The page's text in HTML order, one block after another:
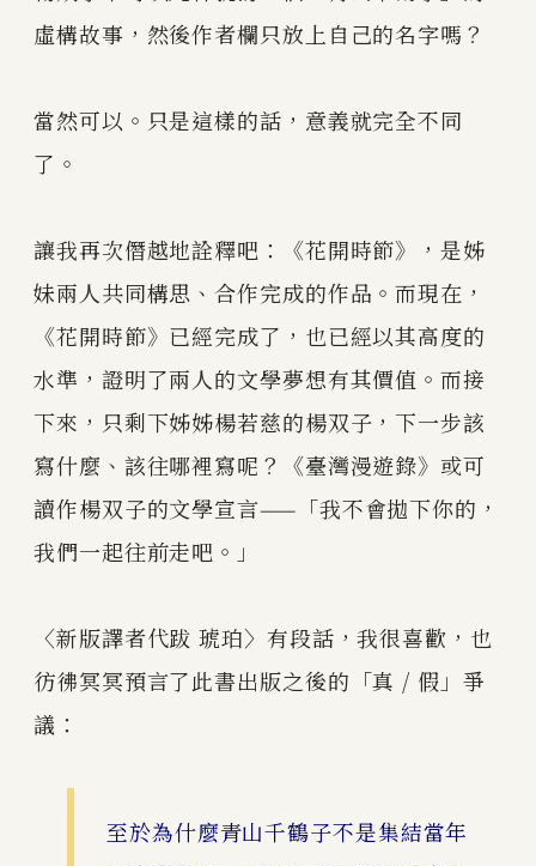
虛構故事，然後作者欄只放上自己的名字嗎？
當然可以。只是這樣的話，意義就完全不同
了。
讓我再次僭越地詮釋吧：《花開時節》，是姊
妹兩人共同構思、合作完成的作品。而現在，
《花開時節》已經完成了，也已經以其高度的
水準，證明了兩人的文學夢想有其價值。而接
下來，只剩下姊姊楊若慈的楊双子，下一步該
寫什麼、該往哪裡寫呢？《臺灣漫遊錄》或可
讀作楊双子的文學宣言——「我不會拋下你的，
我們一起往前走吧。」
〈新版譯者代跋 琥珀〉有段話，我很喜歡，也
彷彿冥冥預言了此書出版之後的「真 / 假」爭
議：
至於為什麼青山千鶴子不是集結當年